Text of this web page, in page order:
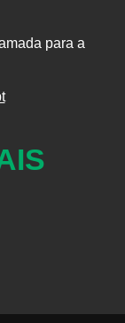
para a